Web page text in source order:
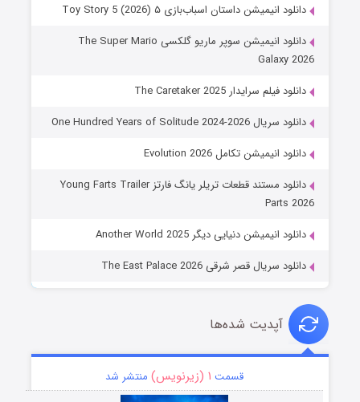
دانلود انیمیشن داستان اسباب‌بازی ۵ Toy Story 5 (2026)
دانلود انیمیشن سوپر ماریو گلکسی The Super Mario
Galaxy 2026
دانلود فیلم سرایدار The Caretaker 2025
دانلود سریال One Hundred Years of Solitude 2024-2026
دانلود انیمیشن تکامل Evolution 2026
دانلود مستند قطعات تریلر یانگ فارتز Young Farts Trailer
Parts 2026
دانلود انیمیشن دنیایی دیگر Another World 2025
دانلود سریال قصر شرقی The East Palace 2026
آپدیت شده‌ها
قسمت ۱ (زیرنویس) منتشر شد